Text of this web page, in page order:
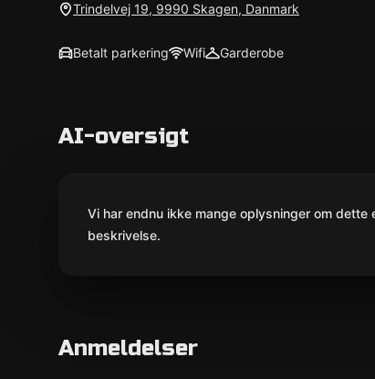
Trindelvej 19, 9990 Skagen, Danmark
Betalt parkering Wifi Garderobe
AI-oversigt
Vi har endnu ikke mange oplysninger om
beskrivelse.
Anmeldelser